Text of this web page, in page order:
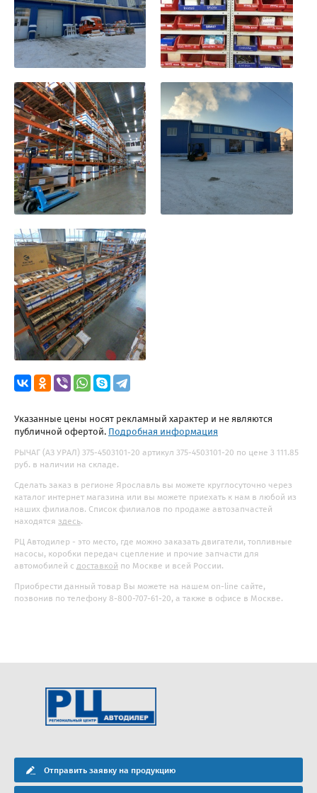
Указанные цены носят рекламный характер и не являются
публичной офертой. Подробная информация
РЫЧАГ (АЗ УРАЛ) 375-4503101-20 артикул 375-4503101-20 по цене 3 111.85
руб. в наличии на складе.
Сделать заказ в регионе Ярославль вы можете круглосуточно через
каталог интернет магазина или вы можете приехать к нам в любой из
наших филиалов. Список филиалов по продаже автозапчастей
находятся здесь.
РЦ Автодилер - это место, где можно заказать двигатели, топливные
насосы, коробки передач сцепление и прочие запчасти для
автомобилей с доставкой по Москве и всей России.
Приобрести данный товар Вы можете на нашем on-line сайте,
позвонив по телефону 8-800-707-61-20, а также в офисе в Москве.
Отправить заявку на продукцию